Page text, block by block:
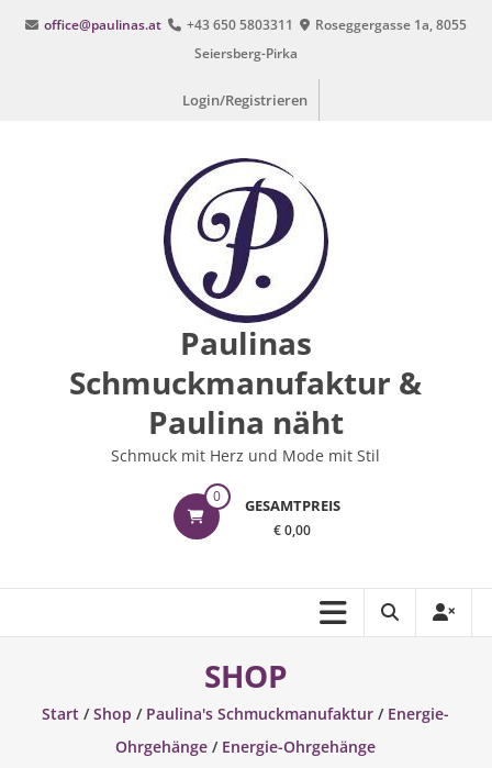
Inhalt
office@paulinas.at +43 650 5803311
Roseggergasse 1a, 8055
Seiersberg-Pirka
Login/Registrieren
Paulinas
Schmuckmanufaktur &
Paulina näht
Schmuck mit Herz und Mode mit Stil
0 GESAMTPREIS
€ 0,00
SHOP
Start /Shop / Paulina's Schmuckmanufaktur / Energie-
Ohrgehänge / Energie-Ohrgehänge